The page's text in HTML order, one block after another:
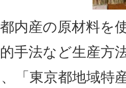
内産の原材料を
手法など生産方
「東京都地域特